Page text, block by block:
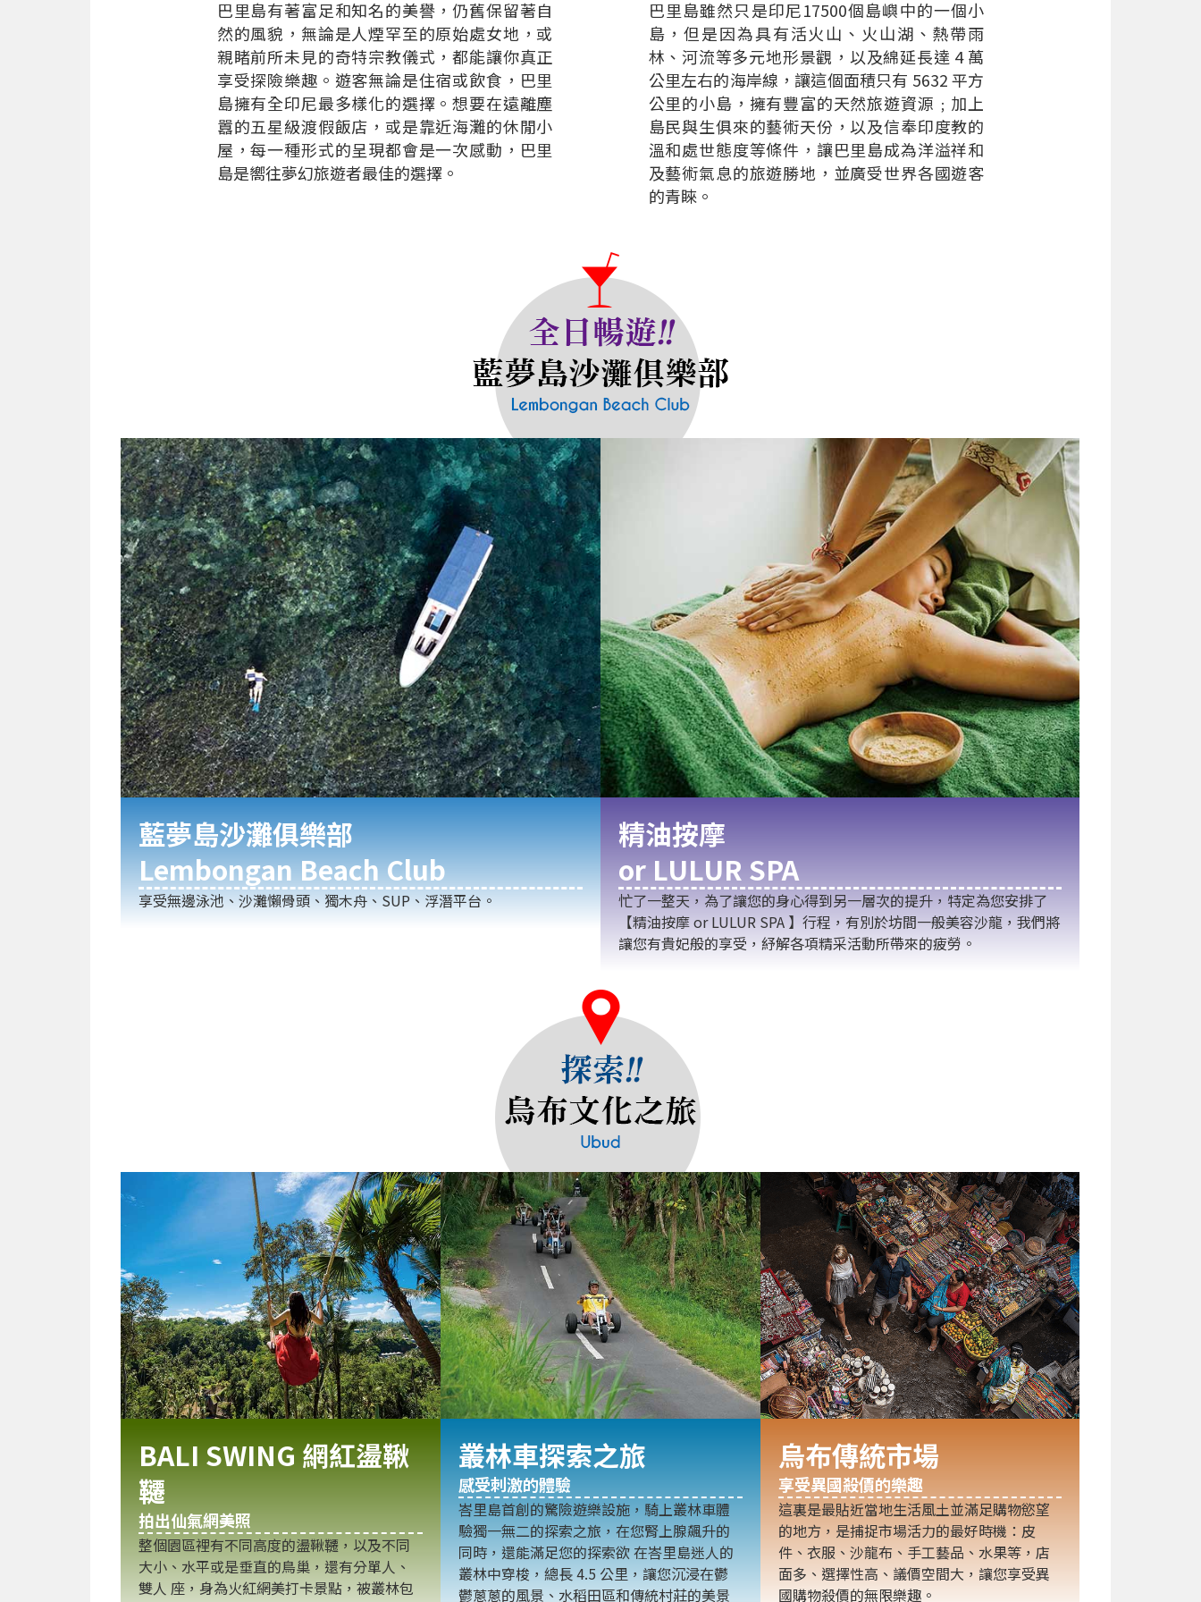
巴里島有著富足和知名的美譽，仍舊保留著自
然的風貌，無論是人煙罕至的原始處女地，或
親睹前所未見的奇特宗教儀式，都能讓你真正
享受探險樂趣。遊客無論是住宿或飲食，巴里
島擁有全印尼最多樣化的選擇。想要在遠離塵
囂的五星級渡假飯店，或是靠近海灘的休閒小
屋，每一種形式的呈現都會是一次感動，巴里
島是嚮往夢幻旅遊者最佳的選擇。
巴里島雖然只是印尼17500個島嶼中的一個小
島，但是因為具有活火山、火山湖、熱帶雨
林、河流等多元地形景觀，以及綿延長達 4 萬
公里左右的海岸線，讓這個面積只有 5632 平方
公里的小島，擁有豐富的天然旅遊資源﹔加上
島民與生俱來的藝術天份，以及信奉印度教的
溫和處世態度等條件，讓巴里島成為洋溢祥和
及藝術氣息的旅遊勝地，並廣受世界各國遊客
的青睞。
藍夢島沙灘俱樂部
Lembongan Beach Club
享受無邊泳池、沙灘懶骨頭、獨木舟、SUP、浮潛平台。
精油按摩
or LULUR SPA
忙了一整天，為了讓您的身心得到另一層次的提升，特定為您安排了
【精油按摩 or LULUR SPA 】行程，有別於坊間一般美容沙龍，我們將
讓您有貴妃般的享受，紓解各項精采活動所帶來的疲勞。
BALI SWING 網紅盪鞦
韆
拍出仙氣網美照
整個園區裡有不同高度的盪鞦韆，以及不同
大小、水平或是垂直的鳥巢，還有分單人、
雙人 座，身為火紅網美打卡景點，被叢林包
叢林車探索之旅
感受刺激的體驗
峇里島首創的驚險遊樂設施，騎上叢林車體
驗獨一無二的探索之旅，在您腎上腺飆升的
同時，還能滿足您的探索欲 在峇里島迷人的
叢林中穿梭，總長 4.5 公里，讓您沉浸在鬱
鬱蔥蔥的風景、水稻田區和傳統村莊的美景
烏布傳統市場
享受異國殺價的樂趣
這裏是最貼近當地生活風土並滿足購物慾望
的地方，是捕捉市場活力的最好時機：皮
件、衣服、沙龍布、手工藝品、水果等，店
面多、選擇性高、議價空間大，讓您享受異
國購物殺價的無限樂趣。